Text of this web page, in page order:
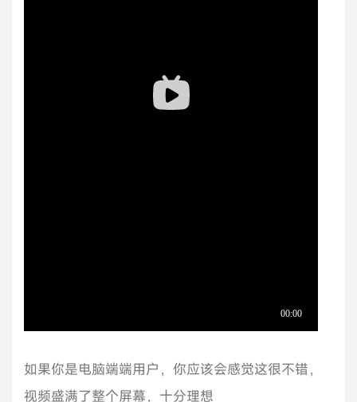
如果你是电脑端端用户，你应该会感觉这很不错，
视频盛满了整个屏幕，十分理想